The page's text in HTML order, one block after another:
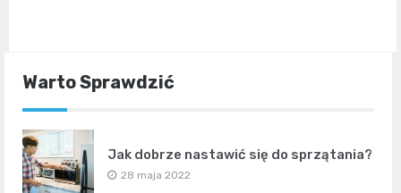
Warto Sprawdzić
Jak dobrze nastawić się do sprzątania?
28 maja 2022